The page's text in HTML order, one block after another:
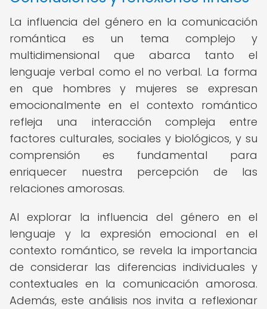
La influencia del género en la comunicación
romántica es un tema complejo y
multidimensional que abarca tanto el
lenguaje verbal como el no verbal. La forma
en que hombres y mujeres se expresan
emocionalmente en el contexto romántico
refleja una interacción compleja entre
factores culturales, sociales y biológicos, y su
comprensión es fundamental para
enriquecer nuestra percepción de las
relaciones amorosas.
Al explorar la influencia del género en el
lenguaje y la expresión emocional en el
contexto romántico, se revela la importancia
de considerar las diferencias individuales y
contextuales en la comunicación amorosa.
Además, este análisis nos invita a reflexionar